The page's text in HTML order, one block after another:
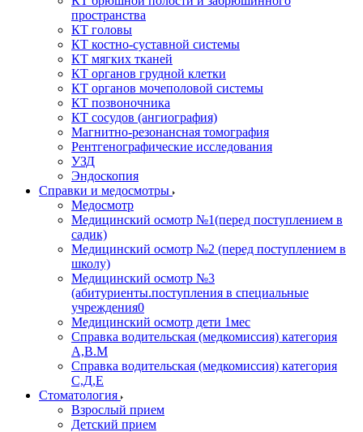
пространства
КТ головы
КТ костно-суставной системы
КТ мягких тканей
КТ органов грудной клетки
КТ органов мочеполовой системы
КТ позвоночника
КТ сосудов (ангиография)
Магнитно-резонансная томография
Рентгенографические исследования
УЗД
Эндоскопия
Справки и медосмотры
Медосмотр
Медицинский осмотр №1(перед поступлением в
садик)
Медицинский осмотр №2 (перед поступлением в
школу)
Медицинский осмотр №3
(абитуриенты.поступления в специальные
учреждения0
Медицинский осмотр дети 1мес
Справка водительская (медкомиссия) категория
А,В.М
Справка водительская (медкомиссия) категория
С,Д,Е
Стоматология
Взрослый прием
Детский прием